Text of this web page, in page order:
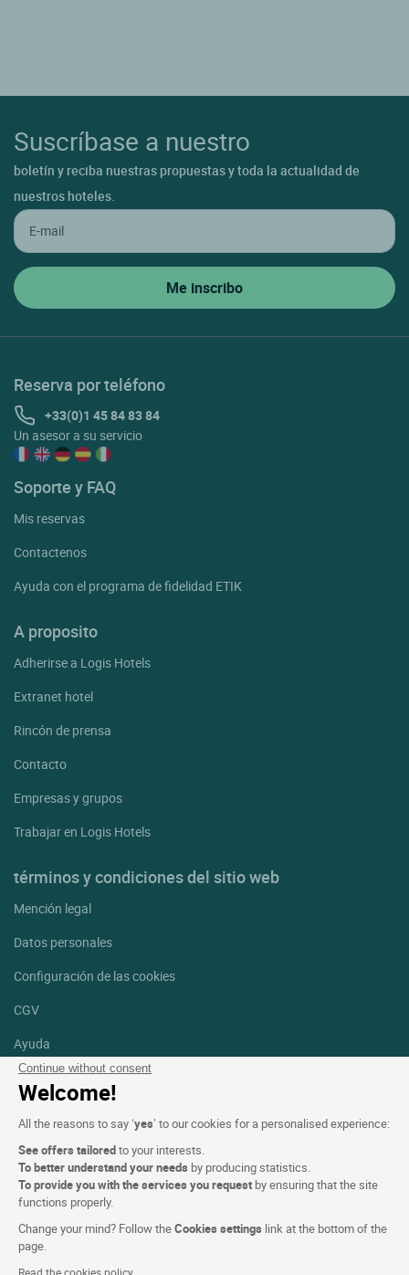
Continue without consent
Welcome!
All the reasons to say ‘yes’ to our cookies for a personalised experience:
See offers tailoredto your interests.
To better understand your needs by producing statistics.
To provide you with the services you request by ensuring that the site
functions properly.
Change your mind? Follow theCookies settings link at the bottom of the
page.
Suscríbase a nuestro
boletín y reciba nuestras propuestas y toda la actualidad de
nuestros hoteles.
Reserva por teléfono
+33(0)1 45 84 83 84
Un asesor a su servicio
Soporte y FAQ
Mis reservas
Contactenos
Ayuda con el programa de fidelidad ETIK
A proposito
Adherirse a Logis Hotels
Extranet hotel
Rincón de prensa
Contacto
Empresas y grupos
Trabajar en Logis Hotels
términos y condiciones del sitio web
Mención legal
Datos personales
Configuración de las cookies
CGV
Ayuda
Mapa del sitio
fotografías
Síguenos
Facebook
Instagram
Linkedin